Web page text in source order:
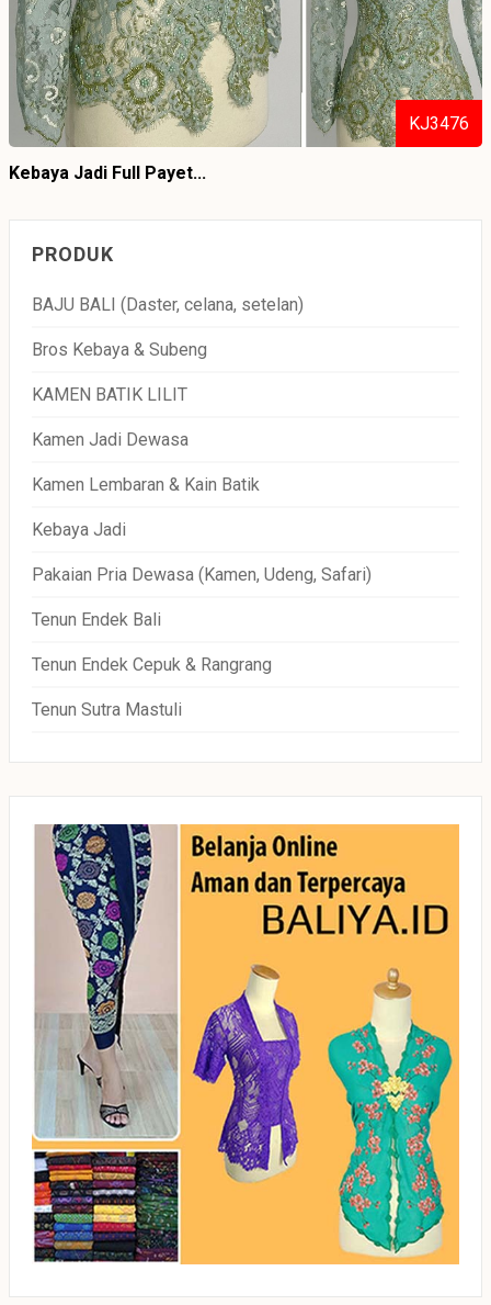
KJ3476
Kebaya Jadi Full Payet...
PRODUK
BAJU BALI (Daster, celana, setelan)
Bros Kebaya & Subeng
KAMEN BATIK LILIT
Kamen Jadi Dewasa
Kamen Lembaran & Kain Batik
Kebaya Jadi
Pakaian Pria Dewasa (Kamen, Udeng, Safari)
Tenun Endek Bali
Tenun Endek Cepuk & Rangrang
Tenun Sutra Mastuli